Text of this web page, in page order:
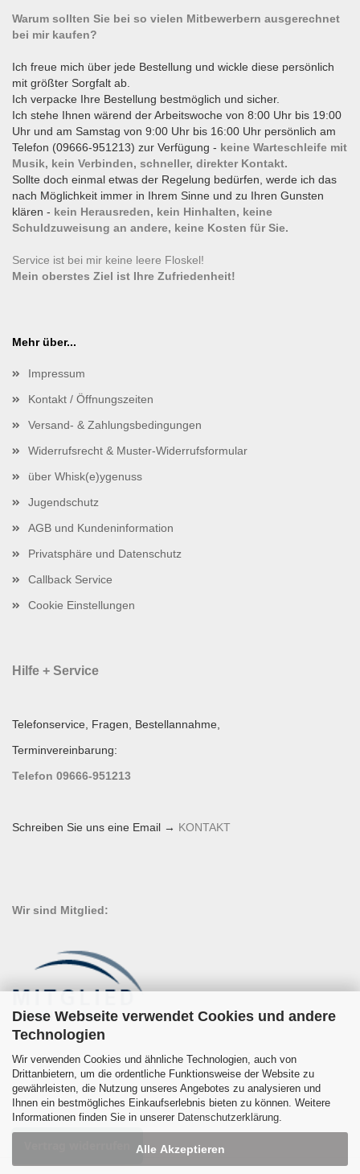
Diese Webseite verwendet Cookies und andere
Technologien
Wir verwenden Cookies und ähnliche Technologien, auch von
Drittanbietern, um die ordentliche Funktionsweise der Website zu
gewährleisten, die Nutzung unseres Angebotes zu analysieren und
Ihnen ein bestmögliches Einkaufserlebnis bieten zu können. Weitere
Informationen finden Sie in unserer Datenschutzerklärung.
Alle Akzeptieren
Warum sollten Sie bei so vielen Mitbewerbern ausgerechnet
bei mir kaufen?
Ich freue mich über jede Bestellung und wickle diese persönlich
mit größter Sorgfalt ab.
Ich verpacke Ihre Bestellung bestmöglich und sicher.
Ich stehe Ihnen wärend der Arbeitswoche von 8:00 Uhr bis 19:00
Uhr und am Samstag von 9:00 Uhr bis 16:00 Uhr persönlich am
Telefon (09666-951213) zur Verfügung - keine Warteschleife mit
Musik, kein Verbinden, schneller, direkter Kontakt.
Sollte doch einmal etwas der Regelung bedürfen, werde ich das
nach Möglichkeit immer in Ihrem Sinne und zu Ihren Gunsten
klären - kein Herausreden, kein Hinhalten, keine
Schuldzuweisung an andere, keine Kosten für Sie.
Service ist bei mir keine leere Floskel!
Mein oberstes Ziel ist Ihre Zufriedenheit!
Mehr über...
Impressum
Kontakt / Öffnungszeiten
Versand- & Zahlungsbedingungen
Widerrufsrecht & Muster-Widerrufsformular
über Whisk(e)ygenuss
Jugendschutz
AGB und Kundeninformation
Privatsphäre und Datenschutz
Callback Service
Cookie Einstellungen
Hilfe + Service
Telefonservice, Fragen, Bestellannahme,
Terminvereinbarung:
Telefon 09666-951213
Schreiben Sie uns eine Email → KONTAKT
Wir sind Mitglied: